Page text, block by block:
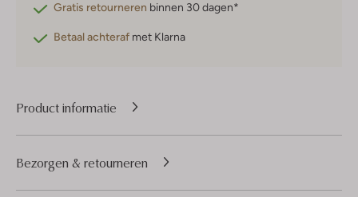
Gratis retourneren binnen 30 dagen*
Betaal achteraf met Klarna
Product informatie
Bezorgen & retourneren